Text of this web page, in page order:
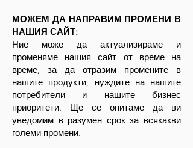
МОЖЕМ ДА НАПРАВИМ ПРОМЕНИ В
НАШИЯ САЙТ:
Ние може да актуализираме и
променяме нашия сайт от време на
време, за да отразим промените в
нашите продукти, нуждите на нашите
потребители и нашите бизнес
приоритети. Ще се опитаме да ви
уведомим в разумен срок за всякакви
големи промени.